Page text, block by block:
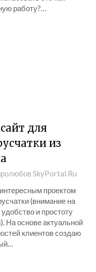
работу?…
для
из
SkyPortal.Ru
проектом
(внимание на
и простоту
На основе актуальной
клиентов создаю